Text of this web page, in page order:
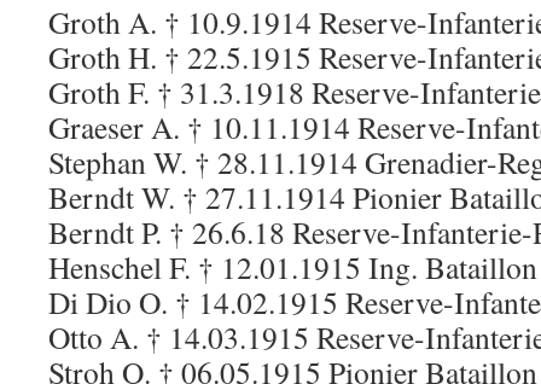
Groth A. † 10.9.1914 Reserve-
Groth H. † 22.5.1915 Reserve-
Groth F. † 31.3.1918 Reserve-
Graeser A. † 10.11.1914 Reserve-
Stephan W. † 28.11.1914 Grenadier-
Berndt W. † 27.11.1914 Pionier
Berndt P. † 26.6.18 Reserve-
Henschel F. † 12.01.1915 Ing.
Di Dio O. † 14.02.1915 Reserve-
Otto A. † 14.03.1915 Reserve-
Stroh O. † 06.05.1915 Pionier